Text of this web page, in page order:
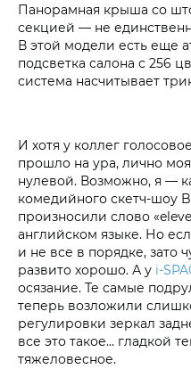
Панорамная крыша со
секцией — не
В этой модели есть еще
подсветка салона с 256
система насчитывает
И хотя у коллег
прошло на ура, лично
нулевой. Возможно, я —
комедийного скетч-шоу
произносили слово
английском языке. Но
и не все в порядке, зато
развито хорошо. А у
осязание. Те самые
теперь возложили
регулировки зеркал
все это такое… гладкой
тяжеловесное.